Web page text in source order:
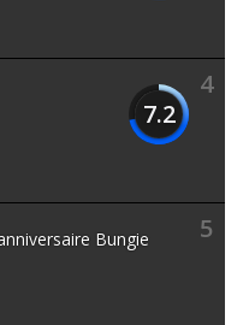
4
7.2
5
Bungie